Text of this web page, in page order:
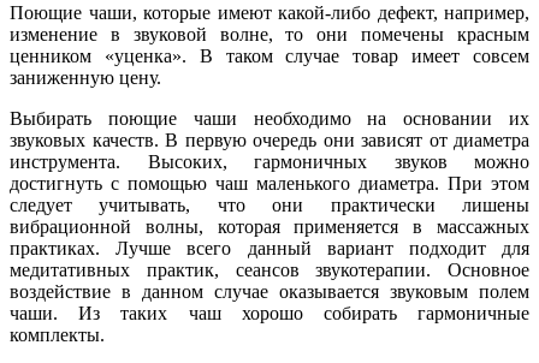
Поющие чаши, которые имеют какой-либо дефект, например,
изменение в звуковой волне, то они помечены красным
ценником «уценка». В таком случае товар имеет совсем
заниженную цену.
Выбирать поющие чаши необходимо на основании их
звуковых качеств. В первую очередь они зависят от диаметра
инструмента. Высоких, гармоничных звуков можно
достигнуть с помощью чаш маленького диаметра. При этом
следует учитывать, что они практически лишены
вибрационной волны, которая применяется в массажных
практиках. Лучше всего данный вариант подходит для
медитативных практик, сеансов звукотерапии. Основное
воздействие в данном случае оказывается звуковым полем
чаши. Из таких чаш хорошо собирать гармоничные
комплекты.